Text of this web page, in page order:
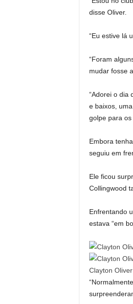
disse Oliver.
“Eu estive lá
“Foram
mudar fosse
“Adorei o dia
e baixos,
golpe para os
Embora
seguiu em
Ele ficou
Collingwood
Enfrentando
estava “em
Clayton